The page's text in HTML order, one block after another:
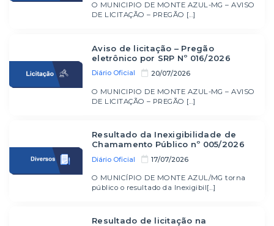
O MUNICIPIO DE MONTE AZUL-MG – AVISO
DE LICITAÇÃO – PREGÃO [...]
Diário Oficial 20/07/2026
Aviso de licitação – Pregão
eletrônico por SRP Nº 016/2026
O MUNICIPIO DE MONTE AZUL-MG – AVISO
DE LICITAÇÃO – PREGÃO [...]
Diário Oficial 17/07/2026
Resultado da Inexigibilidade de
Chamamento Público nº 005/2026
O MUNICÍPIO DE MONTE AZUL/MG torna
público o resultado da Inexigibil[...]
Resultado de licitação na